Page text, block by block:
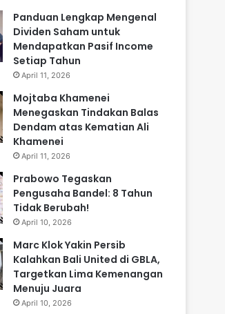
Panduan Lengkap Mengenal
Dividen Saham untuk
Mendapatkan Pasif Income
Setiap Tahun
April 11, 2026
Mojtaba Khamenei
Menegaskan Tindakan Balas
Dendam atas Kematian Ali
Khamenei
April 11, 2026
Prabowo Tegaskan
Pengusaha Bandel: 8 Tahun
Tidak Berubah!
April 10, 2026
Marc Klok Yakin Persib
Kalahkan Bali United di GBLA,
Targetkan Lima Kemenangan
Menuju Juara
April 10, 2026